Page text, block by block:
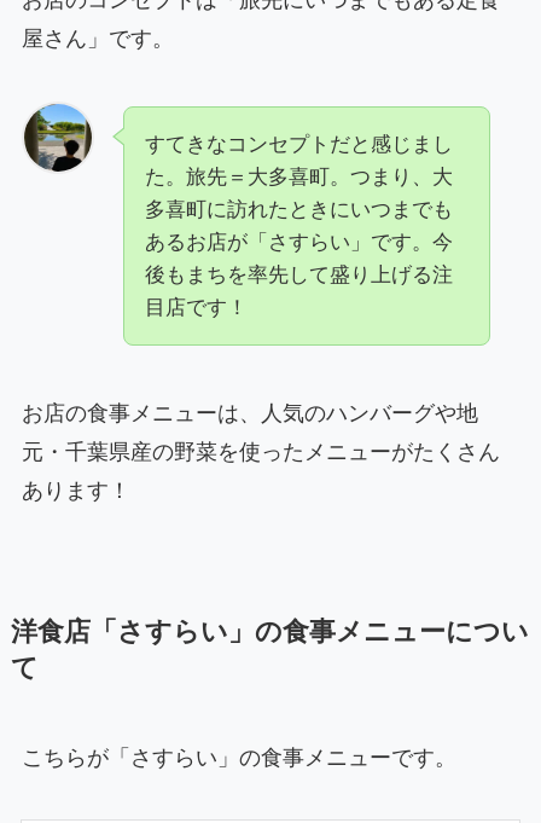
屋さん」です。
すてきなコンセプトだと感じまし
た。旅先＝大多喜町。つまり、大
多喜町に訪れたときにいつまでも
あるお店が「さすらい」です。今
後もまちを率先して盛り上げる注
目店です！
お店の食事メニューは、人気のハンバーグや地
元・千葉県産の野菜を使ったメニューがたくさん
あります！
洋食店「さすらい」の食事メニューについ
て
こちらが「さすらい」の食事メニューです。